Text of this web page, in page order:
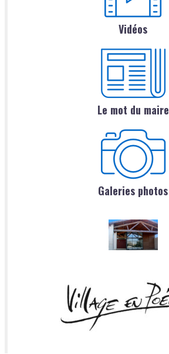
Vidéos
Le mot du maire
Galeries photos